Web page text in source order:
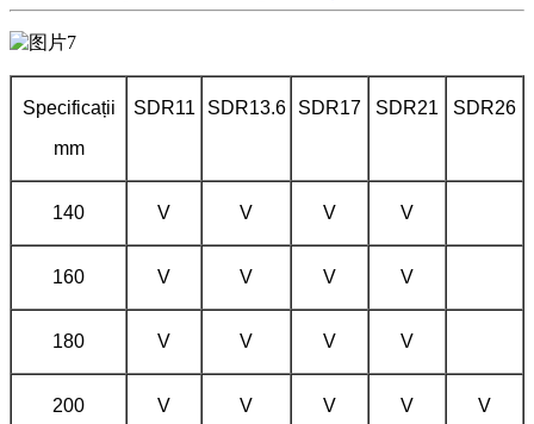
Specificații
mm
SDR11 SDR13.6 SDR17 SDR21 SDR26
140 V V V V
160 V V V V
180 V V V V
200 V V V V V